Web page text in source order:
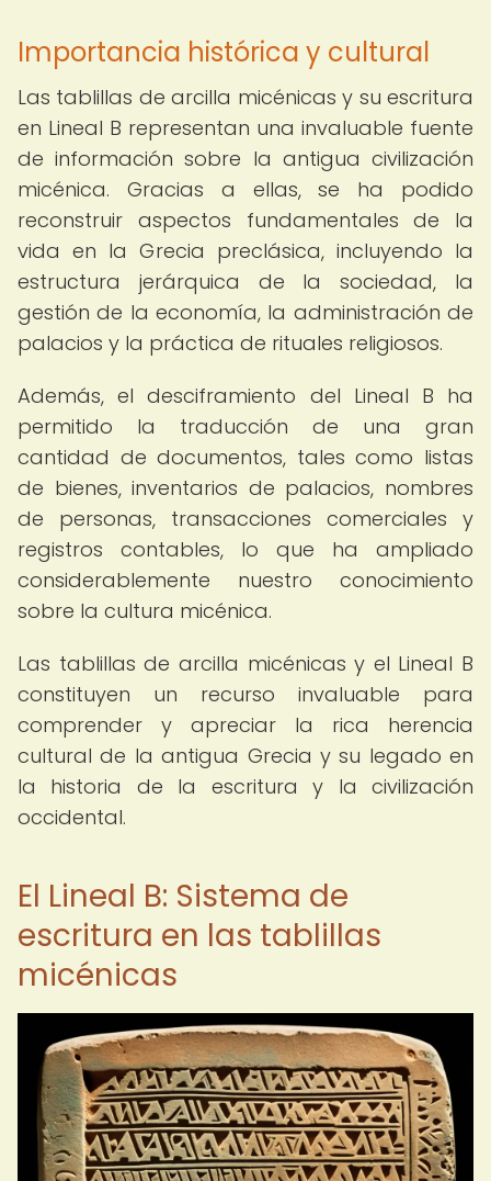
Importancia histórica y cultural
Las tablillas de arcilla micénicas y su escritura
en Lineal B representan una invaluable fuente
de información sobre la antigua civilización
micénica. Gracias a ellas, se ha podido
reconstruir aspectos fundamentales de la
vida en la Grecia preclásica, incluyendo la
estructura jerárquica de la sociedad, la
gestión de la economía, la administración de
palacios y la práctica de rituales religiosos.
Además, el desciframiento del Lineal B ha
permitido la traducción de una gran
cantidad de documentos, tales como listas
de bienes, inventarios de palacios, nombres
de personas, transacciones comerciales y
registros contables, lo que ha ampliado
considerablemente nuestro conocimiento
sobre la cultura micénica.
Las tablillas de arcilla micénicas y el Lineal B
constituyen un recurso invaluable para
comprender y apreciar la rica herencia
cultural de la antigua Grecia y su legado en
la historia de la escritura y la civilización
occidental.
El Lineal B: Sistema de
escritura en las tablillas
micénicas